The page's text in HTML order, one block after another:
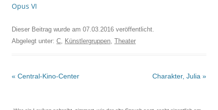
Opus VI
Dieser Beitrag wurde am 07.03.2016 veröffentlicht.
Abgelegt unter: C, Künstlergruppen, Theater
Beitrags-
« Central-Kino-Center Charakter, Julia »